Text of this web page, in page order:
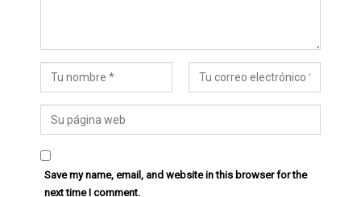
Save my name, email, and website in this browser for the
next time I comment.